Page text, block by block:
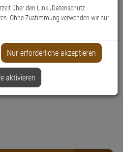
über den Link „Datenschutz
Ohne Zustimmung verwenden wir nur
Nur erforderliche akzeptieren
aktivieren